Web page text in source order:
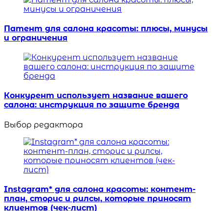
Патент для салона красоты: плюсы, минусы
и ограничения
Конкурент использует название вашего
салона: инструкция по защите бренда
Выбор редактора
Instagram* для салона красоты: контент-
план, сторис и рилсы, которые приносят
клиентов (чек-лист)